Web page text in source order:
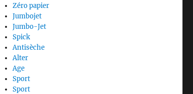
Zéro papier
Jumbojet
Jumbo-Jet
Spick
Antisèche
Alter
Age
Sport
Sport